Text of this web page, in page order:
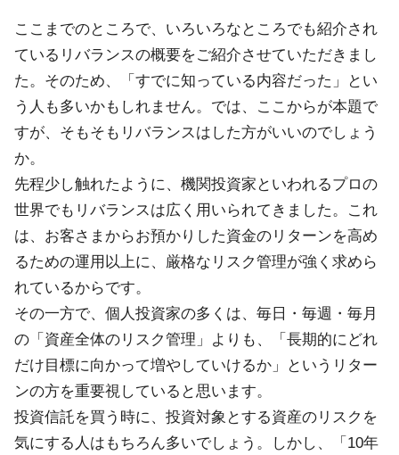
ここまでのところで、いろいろなところでも紹介され
ているリバランスの概要をご紹介させていただきまし
た。そのため、「すでに知っている内容だった」とい
う人も多いかもしれません。では、ここからが本題で
すが、そもそもリバランスはした方がいいのでしょう
か。
先程少し触れたように、機関投資家といわれるプロの
世界でもリバランスは広く用いられてきました。これ
は、お客さまからお預かりした資金のリターンを高め
るための運用以上に、厳格なリスク管理が強く求めら
れているからです。
その一方で、個人投資家の多くは、毎日・毎週・毎月
の「資産全体のリスク管理」よりも、「長期的にどれ
だけ目標に向かって増やしていけるか」というリター
ンの方を重要視していると思います。
投資信託を買う時に、投資対象とする資産のリスクを
気にする人はもちろん多いでしょう。しかし、「10年